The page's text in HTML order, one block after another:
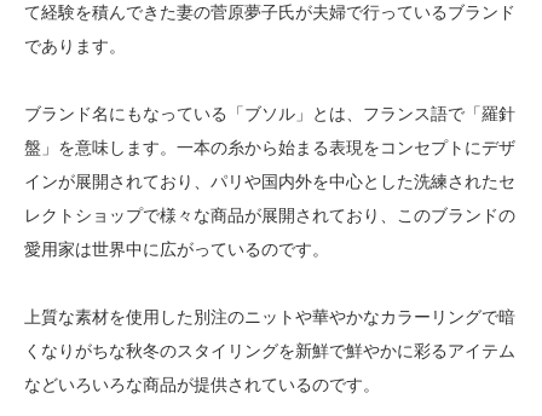
て経験を積んできた妻の菅原夢子氏が夫婦で行っているブランド
であります。
ブランド名にもなっている「ブソル」とは、フランス語で「羅針
盤」を意味します。一本の糸から始まる表現をコンセプトにデザ
インが展開されており、パリや国内外を中心とした洗練されたセ
レクトショップで様々な商品が展開されており、このブランドの
愛用家は世界中に広がっているのです。
上質な素材を使用した別注のニットや華やかなカラーリングで暗
くなりがちな秋冬のスタイリングを新鮮で鮮やかに彩るアイテム
などいろいろな商品が提供されているのです。